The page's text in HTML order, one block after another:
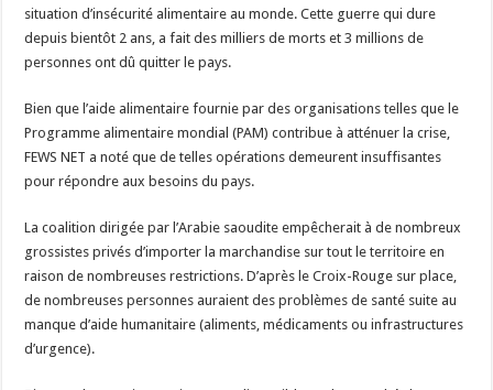
situation d’insécurité alimentaire au monde. Cette guerre qui dure
depuis bientôt 2 ans, a fait des milliers de morts et 3 millions de
personnes ont dû quitter le pays.
Bien que l’aide alimentaire fournie par des organisations telles que le
Programme alimentaire mondial (PAM) contribue à atténuer la crise,
FEWS NET a noté que de telles opérations demeurent insuffisantes
pour répondre aux besoins du pays.
La coalition dirigée par l’Arabie saoudite empêcherait à de nombreux
grossistes privés d’importer la marchandise sur tout le territoire en
raison de nombreuses restrictions. D’après le Croix-Rouge sur place,
de nombreuses personnes auraient des problèmes de santé suite au
manque d’aide humanitaire (aliments, médicaments ou infrastructures
d’urgence).